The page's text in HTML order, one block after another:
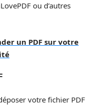
ou d’autres
un PDF sur votre
votre fichier PDF